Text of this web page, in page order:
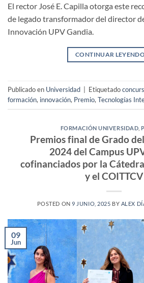
El rector José E. Capilla otorga este
de legado transformador del director
Innovación UPV Gandia.
CONTINUAR
Publicado en Universidad Etiquetado
formación, innovación, Premio, Tecnologías
FORMACIÓN UNIVERSIDAD
Premios final de Grado
2024 del Campus
cofinanciados por la
y el COITTCV
POSTED ON9 JUNIO, 2025 BY ALEX
09
Jun